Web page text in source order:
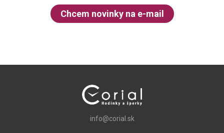
Chcem novinky na e-mail
info@corial.sk